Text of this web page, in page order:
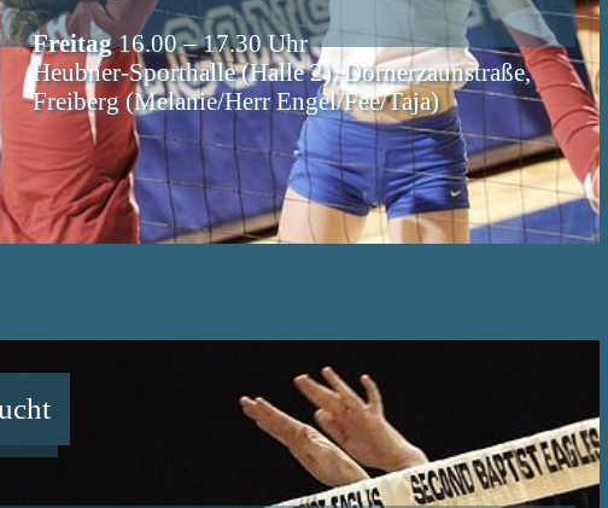
Freitag16.00 – 17.30 Uhr
Heubner-Sporthalle (Halle 2), Dörnerzaunstraße,
Freiberg (Melanie/Herr Engel/Fee/Taja)